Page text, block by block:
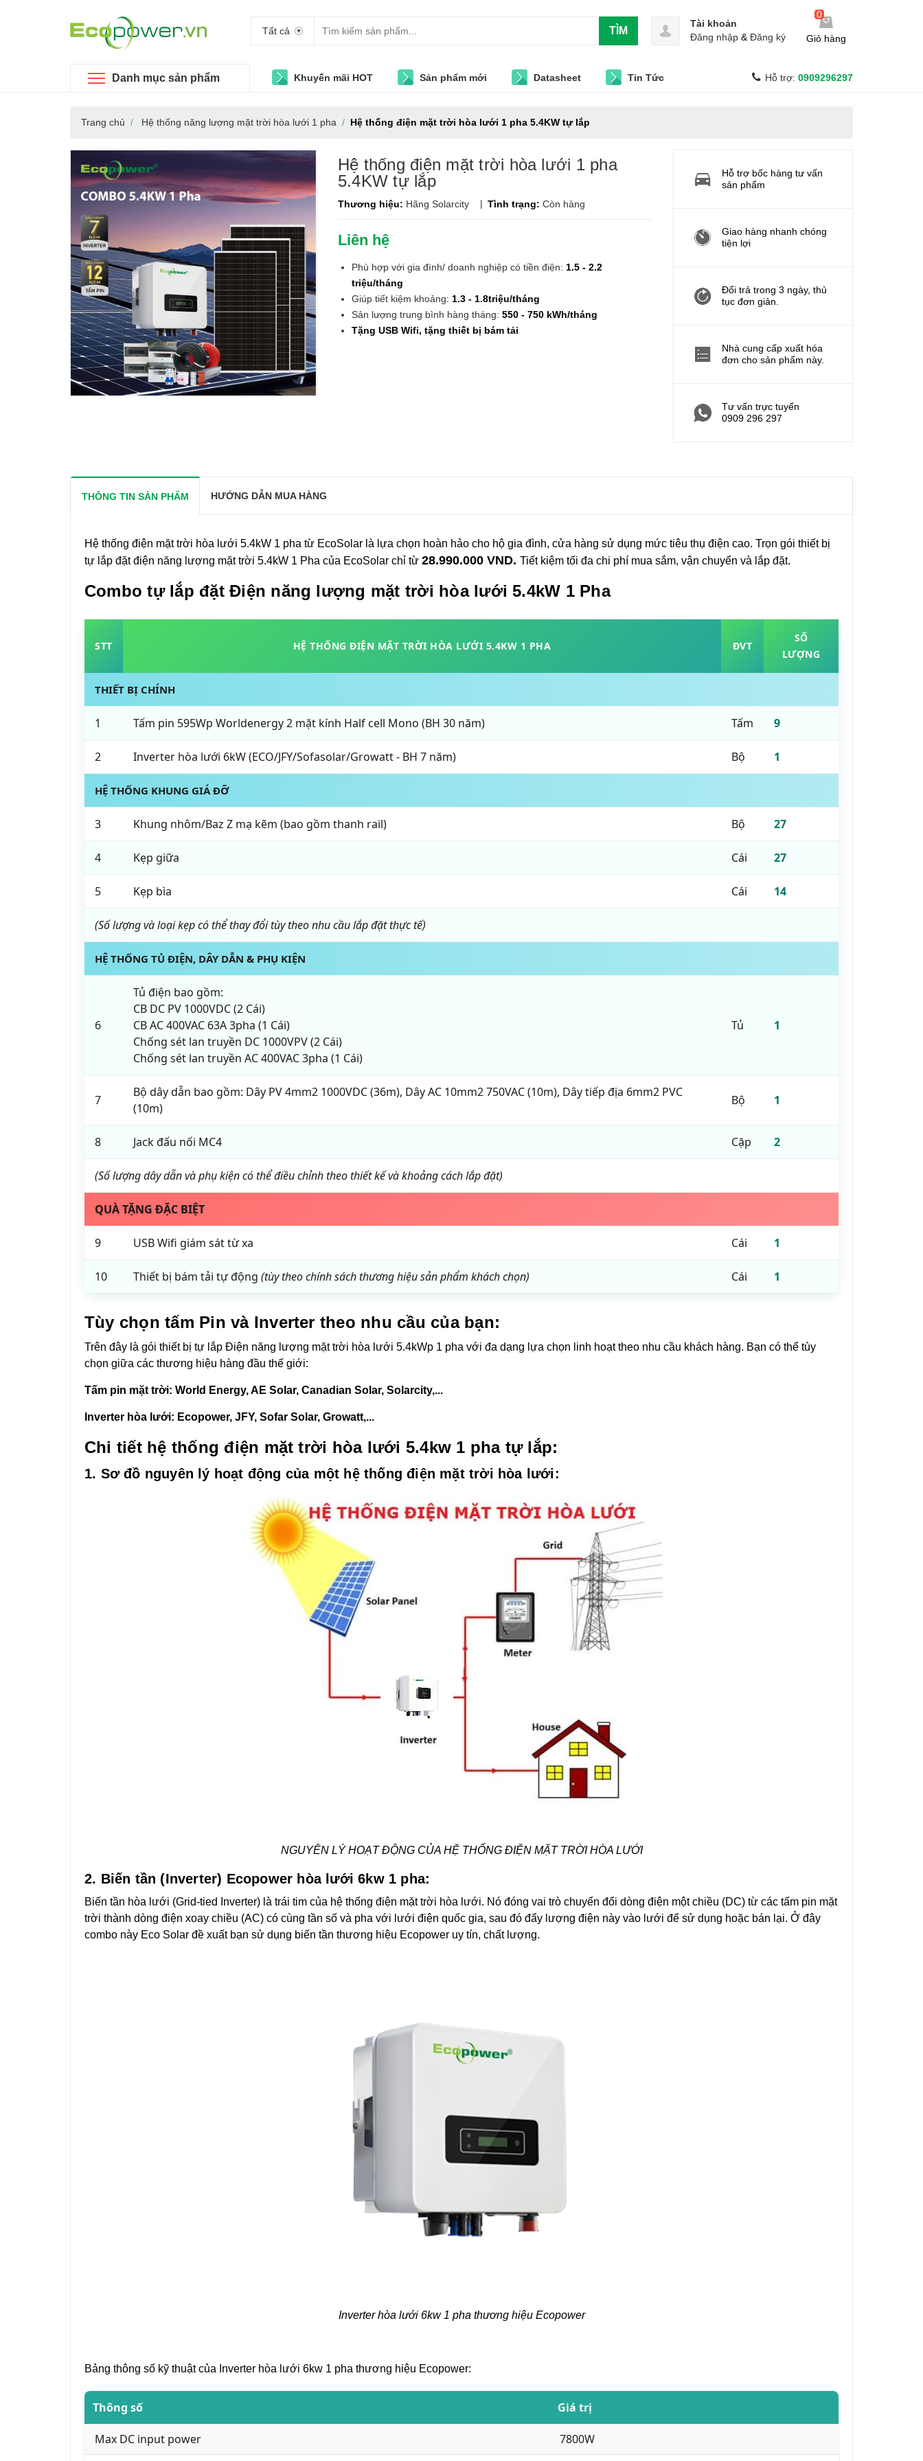
Tất cả TÌM
0
Giỏ hàng
Tài khoản
Đăng nhập & Đăng ký
Danh mục sản phẩm Khuyến mãi HOT Sản phẩm mới Datasheet Tin Tức Hỗ trợ: 0909296297
Trang chủ Hệ thống năng lượng mặt trời hòa lưới 1 pha Hệ thống điện mặt trời hòa lưới 1 pha 5.4KW tự lắp
Hệ thống điện mặt trời hòa lưới 1 pha
5.4KW tự lắp
Thương hiệu: Hãng Solarcity | Tình trạng: Còn hàng
Liên hệ
Phù hợp với gia đình/ doanh nghiệp có tiền điện: 1.5 - 2.2
triệu/tháng
Giúp tiết kiệm khoảng: 1.3 - 1.8triệu/tháng
Sản lượng trung bình hàng tháng: 550 - 750 kWh/tháng
Tặng USB Wifi, tặng thiết bị bám tải
Hỗ trợ bốc hàng tư vấn
sản phẩm
Giao hàng nhanh chóng
tiện lợi
Đổi trả trong 3 ngày, thủ
tục đơn giản.
Nhà cung cấp xuất hóa
đơn cho sản phẩm này.
Tư vấn trực tuyến
0909 296 297
THÔNG TIN SẢN PHẨM HƯỚNG DẪN MUA HÀNG
Hệ thống điện mặt trời hòa lưới 5.4kW 1 pha từ EcoSolar là lựa chọn hoàn hảo cho hộ gia đình, cửa hàng sử dụng mức tiêu thụ điện cao. Trọn gói thiết bị
tự lắp đặt điện năng lượng mặt trời 5.4kW 1 Pha của EcoSolar chỉ từ 28.990.000 VND. Tiết kiệm tối đa chi phí mua sắm, vận chuyển và lắp đặt.
Combo tự lắp đặt Điện năng lượng mặt trời hòa lưới 5.4kW 1 Pha
STT HỆ THỐNG ĐIỆN MẶT TRỜI HÒA LƯỚI 5.4KW 1 PHA ĐVT
SỐ
LƯỢNG
THIẾT BỊ CHÍNH
1 Tấm pin 595Wp Worldenergy 2 mặt kính Half cell Mono (BH 30 năm) Tấm 9
2 Inverter hòa lưới 6kW (ECO/JFY/Sofasolar/Growatt - BH 7 năm) Bộ 1
HỆ THỐNG KHUNG GIÁ ĐỠ
3 Khung nhôm/Baz Z mạ kẽm (bao gồm thanh rail) Bộ 27
4 Kẹp giữa Cái 27
5 Kẹp bìa Cái 14
(Số lượng và loại kẹp có thể thay đổi tùy theo nhu cầu lắp đặt thực tế)
HỆ THỐNG TỦ ĐIỆN, DÂY DẪN & PHỤ KIỆN
6
Tủ điện bao gồm:
CB DC PV 1000VDC (2 Cái)
CB AC 400VAC 63A 3pha (1 Cái)
Chống sét lan truyền DC 1000VPV (2 Cái)
Chống sét lan truyền AC 400VAC 3pha (1 Cái)
Tủ 1
7
Bộ dây dẫn bao gồm: Dây PV 4mm2 1000VDC (36m), Dây AC 10mm2 750VAC (10m), Dây tiếp địa 6mm2 PVC
(10m)
Bộ 1
8 Jack đấu nối MC4 Cặp 2
(Số lượng dây dẫn và phụ kiện có thể điều chỉnh theo thiết kế và khoảng cách lắp đặt)
QUÀ TẶNG ĐẶC BIỆT
9 USB Wifi giám sát từ xa Cái 1
10 Thiết bị bám tải tự động (tùy theo chính sách thương hiệu sản phẩm khách chọn) Cái 1
Tùy chọn tấm Pin và Inverter theo nhu cầu của bạn:
Trên đây là gói thiết bị tự lắp Điện năng lượng mặt trời hòa lưới 5.4kWp 1 pha với đa dạng lựa chọn linh hoạt theo nhu cầu khách hàng. Bạn có thể tùy
chọn giữa các thương hiệu hàng đầu thế giới:
Tấm pin mặt trời: World Energy, AE Solar, Canadian Solar, Solarcity,...
Inverter hòa lưới: Ecopower, JFY, Sofar Solar, Growatt,...
Chi tiết hệ thống điện mặt trời hòa lưới 5.4kw 1 pha tự lắp:
1. Sơ đồ nguyên lý hoạt động của một hệ thống điện mặt trời hòa lưới:
NGUYÊN LÝ HOẠT ĐỘNG CỦA HỆ THỐNG ĐIỆN MẶT TRỜI HÒA LƯỚI
2. Biến tần (Inverter) Ecopower hòa lưới 6kw 1 pha:
Biến tần hòa lưới (Grid-tied Inverter) là trái tim của hệ thống điện mặt trời hòa lưới. Nó đóng vai trò chuyển đổi dòng điện một chiều (DC) từ các tấm pin mặt
trời thành dòng điện xoay chiều (AC) có cùng tần số và pha với lưới điện quốc gia, sau đó đẩy lượng điện này vào lưới để sử dụng hoặc bán lại. Ở đây
combo này Eco Solar đề xuất bạn sử dụng biến tần thương hiệu Ecopower uy tín, chất lượng.
Inverter hòa lưới 6kw 1 pha thương hiệu Ecopower
Bảng thông số kỹ thuật của Inverter hòa lưới 6kw 1 pha thương hiệu Ecopower:
Thông số Giá trị
Max DC input power 7800W